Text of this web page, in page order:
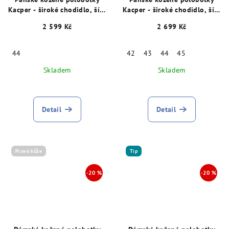
Kacper - široké chodidlo, šíře
2 599 Kč
44
Skladem
Detail
Kacper - široké chodidlo, šíře
2 699 Kč
42 43 44
45
Skladem
Detail
Pravá kůže Tip